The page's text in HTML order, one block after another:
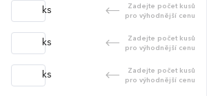
ks
Zadejte počet kusů
pro výhodnější cenu
ks
Zadejte počet kusů
pro výhodnější cenu
ks
Zadejte počet kusů
pro výhodnější cenu